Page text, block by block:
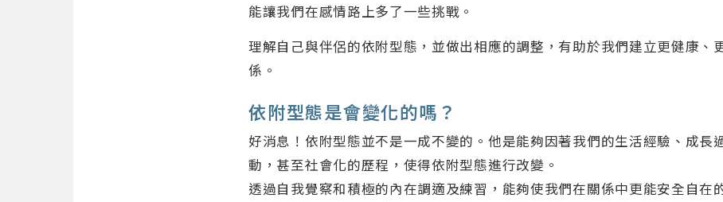
能讓我們在感情路上多了一些挑戰。
理解自己與伴侶的依附型態，並做出相應的調整，有助於我們建立更健康、
係。
依附型態是會變化的嗎？
好消息！依附型態並不是一成不變的。他是能夠因著我們的生活經驗、成長
動，甚至社會化的歷程，使得依附型態進行改變。
透過自我覺察和積極的內在調適及練習，能夠使我們在關係中更能安全自在